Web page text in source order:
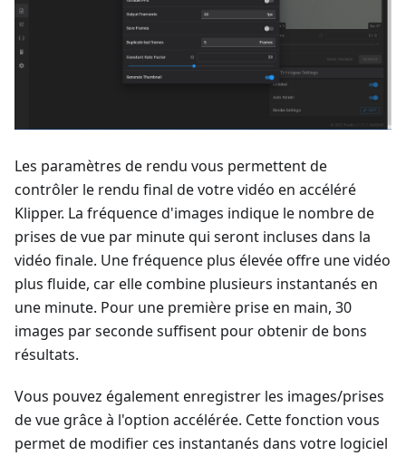
Les paramètres de rendu vous permettent de
contrôler le rendu final de votre vidéo en accéléré
Klipper. La fréquence d'images indique le nombre de
prises de vue par minute qui seront incluses dans la
vidéo finale. Une fréquence plus élevée offre une vidéo
plus fluide, car elle combine plusieurs instantanés en
une minute. Pour une première prise en main, 30
images par seconde suffisent pour obtenir de bons
résultats.
Vous pouvez également enregistrer les images/prises
de vue grâce à l'option accélérée. Cette fonction vous
permet de modifier ces instantanés dans votre logiciel